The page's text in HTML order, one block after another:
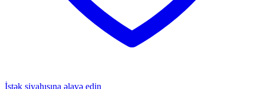
İstək siyahısına əlavə edin